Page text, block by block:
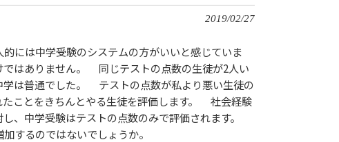
2019/02/27
には中学受験のシステムの方がいいと感じていま
はありません。 同じテストの点数の生徒が2人い
は普通でした。 テストの点数が私より悪い生徒の
ことをきちんとやる生徒を評価します。 社会経験
、中学受験はテストの点数のみで評価されます。
加するのではないでしょうか。